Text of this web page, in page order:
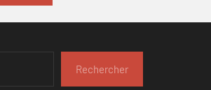
Rechercher